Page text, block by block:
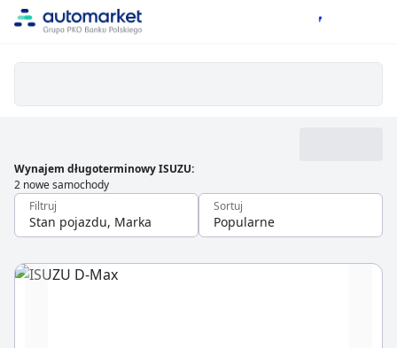
Wynajem długoterminowy ISUZU:
2 nowe samochody
Filtruj
Stan pojazdu, Marka
Sortuj
Popularne